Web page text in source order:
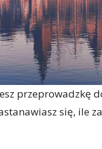
przeprowadzkę
się, ile